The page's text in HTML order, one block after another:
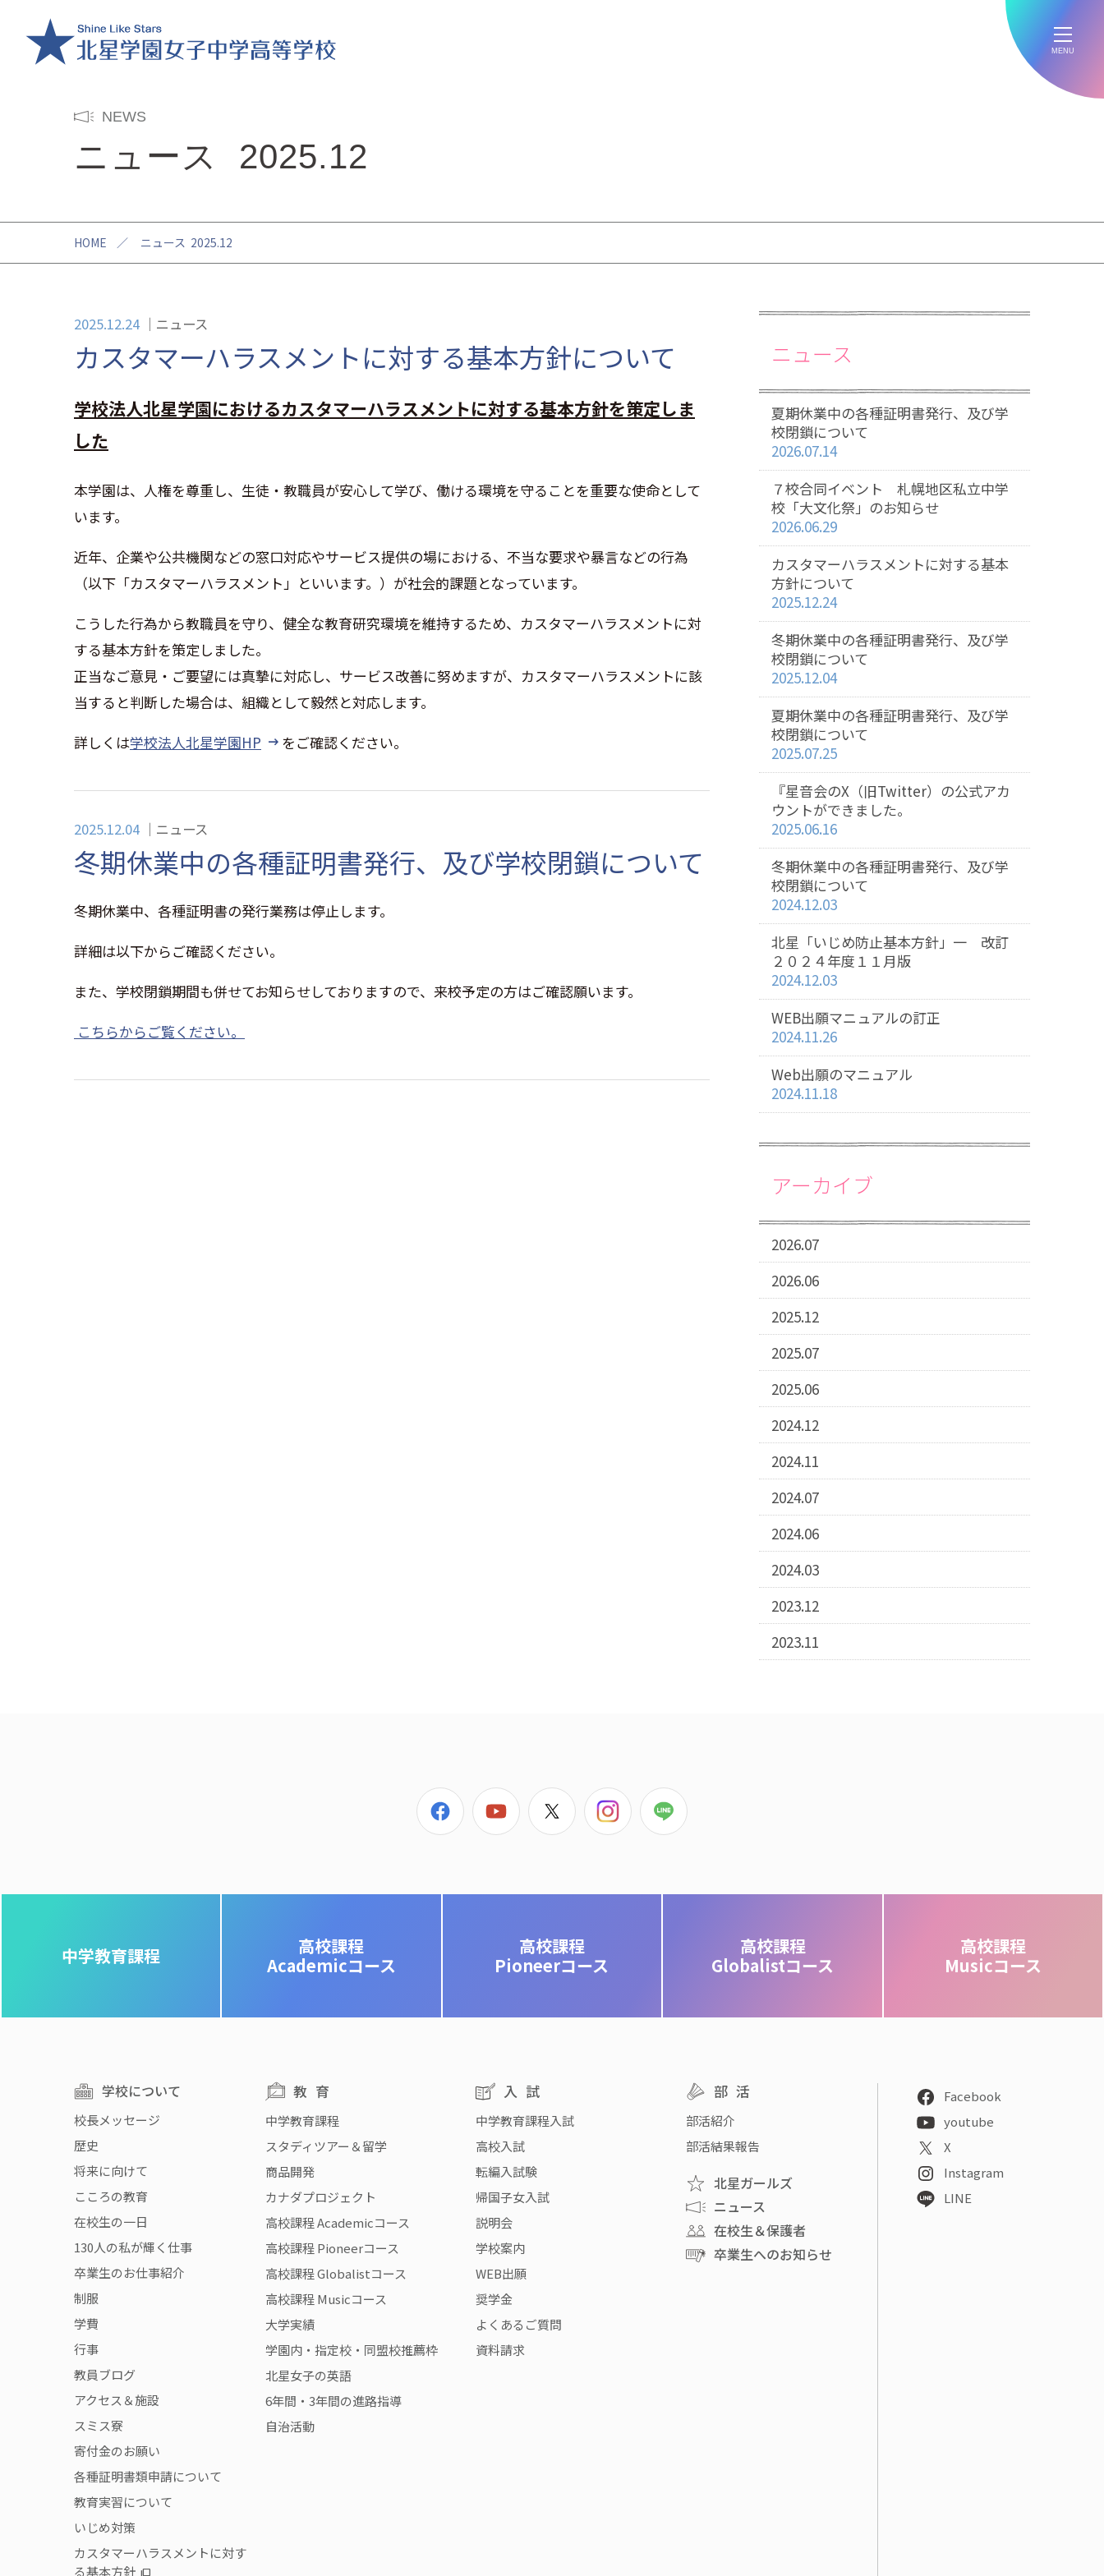
MENU
NEWS
ニュース 2025.12
HOME ／ ニュース 2025.12
2025.12.24 ニュース
カスタマーハラスメントに対する基本方針について
学校法人北星学園におけるカスタマーハラスメントに対する基本方針を策定しま
した
本学園は、人権を尊重し、生徒・教職員が安心して学び、働ける環境を守ることを重要な使命として
います。
近年、企業や公共機関などの窓口対応やサービス提供の場における、不当な要求や暴言などの行為
（以下「カスタマーハラスメント」といいます。）が社会的課題となっています。
こうした行為から教職員を守り、健全な教育研究環境を維持するため、カスタマーハラスメントに対
する基本方針を策定しました。
正当なご意見・ご要望には真摯に対応し、サービス改善に努めますが、カスタマーハラスメントに該
当すると判断した場合は、組織として毅然と対応します。
詳しくは学校法人北星学園HP をご確認ください。
2025.12.04 ニュース
冬期休業中の各種証明書発行、及び学校閉鎖について
冬期休業中、各種証明書の発行業務は停止します。
詳細は以下からご確認ください。
また、学校閉鎖期間も併せてお知らせしておりますので、来校予定の方はご確認願います。
こちらからご覧ください。
ニュース
夏期休業中の各種証明書発行、及び学
校閉鎖について
2026.07.14
７校合同イベント 札幌地区私立中学
校「大文化祭」のお知らせ
2026.06.29
カスタマーハラスメントに対する基本
方針について
2025.12.24
冬期休業中の各種証明書発行、及び学
校閉鎖について
2025.12.04
夏期休業中の各種証明書発行、及び学
校閉鎖について
2025.07.25
『星音会のX（旧Twitter）の公式アカ
ウントができました。
2025.06.16
冬期休業中の各種証明書発行、及び学
校閉鎖について
2024.12.03
北星「いじめ防止基本方針」一 改訂
２０２４年度１１月版
2024.12.03
WEB出願マニュアルの訂正
2024.11.26
Web出願のマニュアル
2024.11.18
アーカイブ
2026.07
2026.06
2025.12
2025.07
2025.06
2024.12
2024.11
2024.07
2024.06
2024.03
2023.12
2023.11
中学教育課程
高校課程
Academicコース
高校課程
Pioneerコース
高校課程
Globalistコース
高校課程
Musicコース
学校について
校長メッセージ
歴史
将来に向けて
こころの教育
在校生の一日
130人の私が輝く仕事
卒業生のお仕事紹介
制服
学費
行事
教員ブログ
アクセス＆施設
スミス寮
寄付金のお願い
各種証明書類申請について
教育実習について
いじめ対策
カスタマーハラスメントに対す
る基本方針
教育
中学教育課程
スタディツアー＆留学
商品開発
カナダプロジェクト
高校課程 Academicコース
高校課程 Pioneerコース
高校課程 Globalistコース
高校課程 Musicコース
大学実績
学園内・指定校・同盟校推薦枠
北星女子の英語
6年間・3年間の進路指導
自治活動
入試
中学教育課程入試
高校入試
転編入試験
帰国子女入試
説明会
学校案内
WEB出願
奨学金
よくあるご質問
資料請求
部活
部活紹介
部活結果報告
北星ガールズ
ニュース
在校生＆保護者
卒業生へのお知らせ
Facebook
youtube
X
Instagram
LINE